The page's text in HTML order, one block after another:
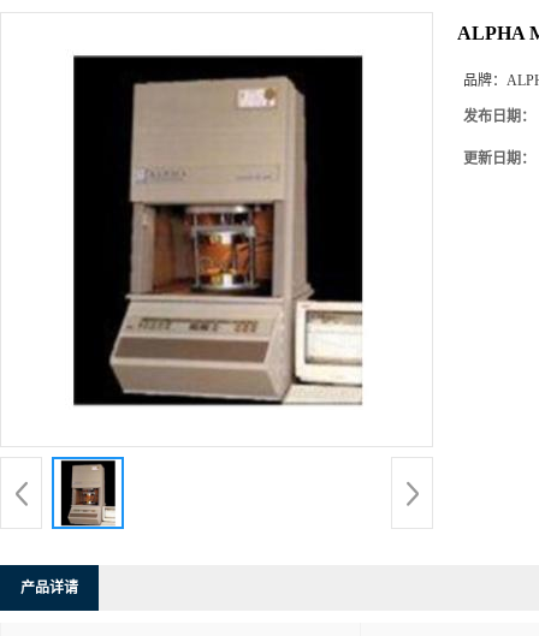
ALPHA
品牌：
发布日期：
更新日期：
产品详请